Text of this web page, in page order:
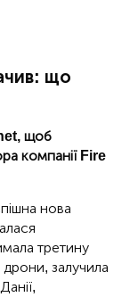
що
щоб
компанії Fire
нова
третину
залучила